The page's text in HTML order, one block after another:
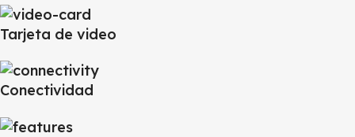
Tarjeta de video
Conectividad